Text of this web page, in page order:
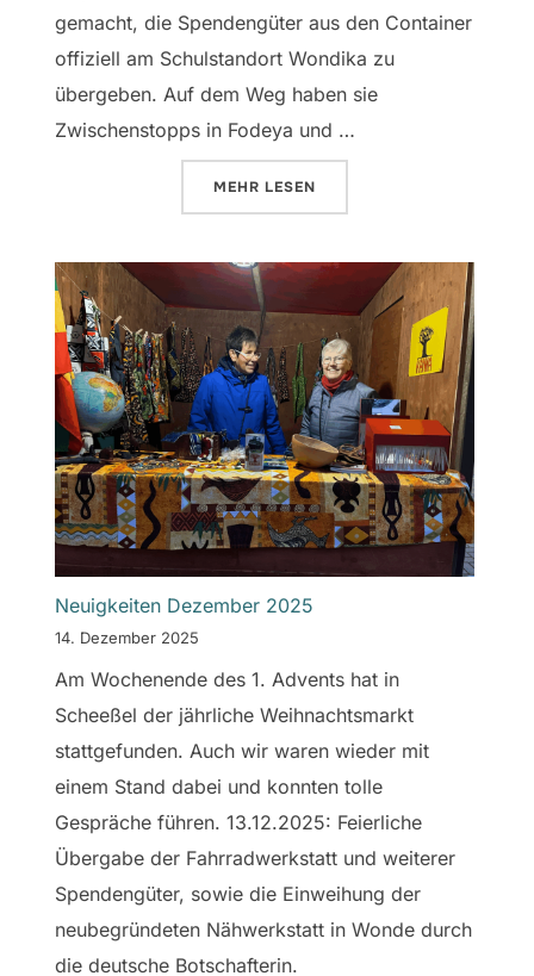
gemacht, die Spendengüter aus den Container
offiziell am Schulstandort Wondika zu
übergeben. Auf dem Weg haben sie
Zwischenstopps in Fodeya und …
MEHR ÜBER „FEIERLICHE ÜBERGABE
LESEN
Neuigkeiten Dezember 2025
14. Dezember 2025
Am Wochenende des 1. Advents hat in
Scheeßel der jährliche Weihnachtsmarkt
stattgefunden. Auch wir waren wieder mit
einem Stand dabei und konnten tolle
Gespräche führen. 13.12.2025: Feierliche
Übergabe der Fahrradwerkstatt und weiterer
Spendengüter, sowie die Einweihung der
neubegründeten Nähwerkstatt in Wonde durch
die deutsche Botschafterin.